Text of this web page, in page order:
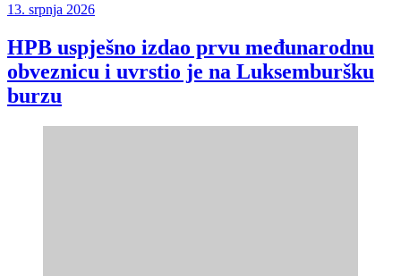
13. srpnja 2026
HPB uspješno izdao prvu međunarodnu
obveznicu i uvrstio je na Luksemburšku
burzu